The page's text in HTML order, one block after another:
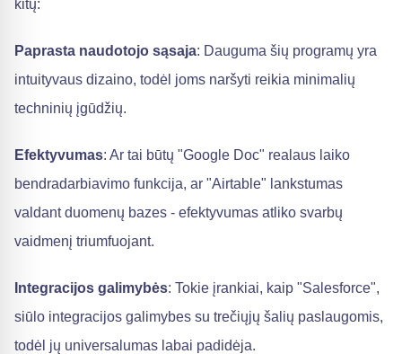
kitų:
Paprasta naudotojo sąsaja: Dauguma šių programų yra
intuityvaus dizaino, todėl joms naršyti reikia minimalių
techninių įgūdžių.
Efektyvumas: Ar tai būtų "Google Doc" realaus laiko
bendradarbiavimo funkcija, ar "Airtable" lankstumas
valdant duomenų bazes - efektyvumas atliko svarbų
vaidmenį triumfuojant.
Integracijos galimybės: Tokie įrankiai, kaip "Salesforce",
siūlo integracijos galimybes su trečiųjų šalių paslaugomis,
todėl jų universalumas labai padidėja.